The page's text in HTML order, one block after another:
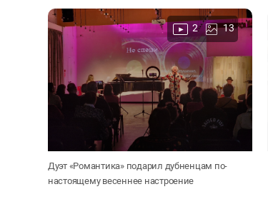
2 13
Дуэт «Романтика» подарил дубненцам по-
настоящему весеннее настроение